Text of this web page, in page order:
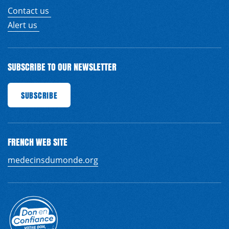
Contact us
Alert us
SUBSCRIBE TO OUR NEWSLETTER
SUBSCRIBE
SUBSCRIBE
FRENCH WEB SITE
medecinsdumonde.org